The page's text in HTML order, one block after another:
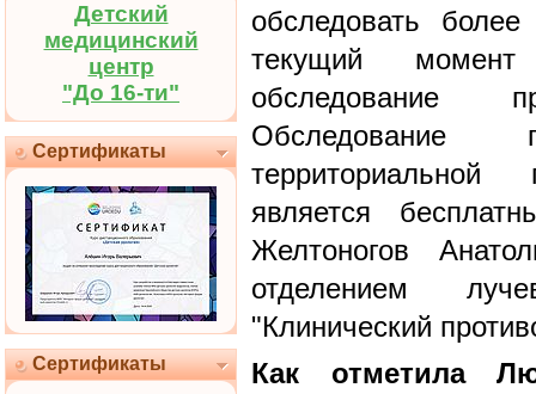
Детский
медицинский
центр
"До 16-ти"
Сертификаты
Сертификаты
обследовать
текущий
обследование
является
Желтоногов
отделением
"Клинический
Как отметила